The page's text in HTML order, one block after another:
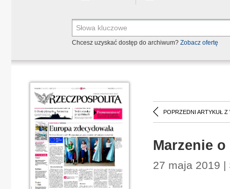
Chcesz uzyskać dostęp do archiwum? Zobacz ofertę
POPRZEDNI ARTYKUŁ Z
Marzenie o
27 maja 2019